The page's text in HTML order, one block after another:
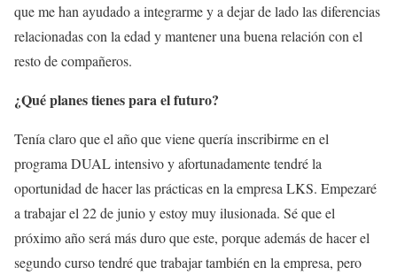
que me han ayudado a integrarme y a dejar de lado las diferencias
relacionadas con la edad y mantener una buena relación con el
resto de compañeros.
¿Qué planes tienes para el futuro?
Tenía claro que el año que viene quería inscribirme en el
programa DUAL intensivo y afortunadamente tendré la
oportunidad de hacer las prácticas en la empresa LKS. Empezaré
a trabajar el 22 de junio y estoy muy ilusionada. Sé que el
próximo año será más duro que este, porque además de hacer el
segundo curso tendré que trabajar también en la empresa, pero